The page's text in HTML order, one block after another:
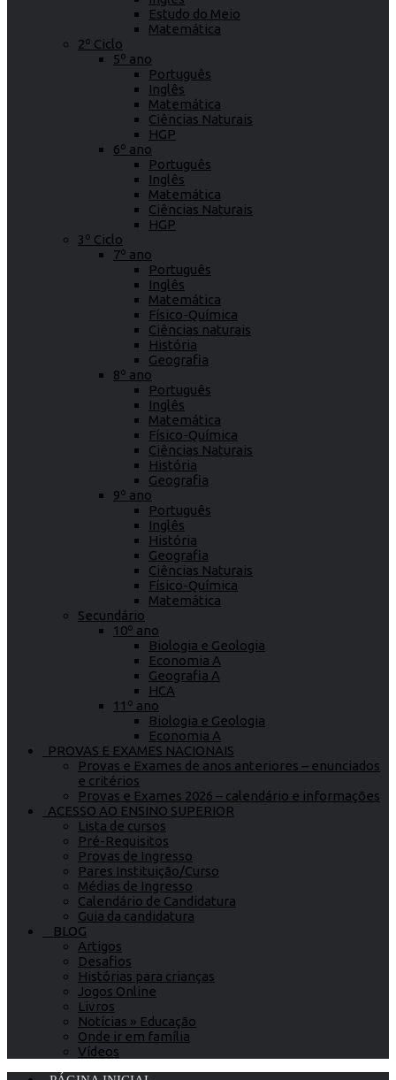
Estudo do Meio
Matemática
2º Ciclo
5º ano
Português
Inglês
Matemática
Ciências Naturais
HGP
6º ano
Português
Inglês
Matemática
Ciências Naturais
HGP
3º Ciclo
7º ano
Português
Inglês
Matemática
Físico-Química
Ciências naturais
História
Geografia
8º ano
Português
Inglês
Matemática
Físico-Química
Ciências Naturais
História
Geografia
9º ano
Português
Inglês
História
Geografia
Ciências Naturais
Físico-Química
Matemática
Secundário
10º ano
Biologia e Geologia
Economia A
Geografia A
HCA
11º ano
Biologia e Geologia
Economia A
PROVAS E EXAMES NACIONAIS
Provas e Exames de anos anteriores – enunciados
e critérios
Provas e Exames 2026 – calendário e informações
ACESSO AO ENSINO SUPERIOR
Lista de cursos
Pré-Requisitos
Provas de Ingresso
Pares Instituição/Curso
Médias de Ingresso
Calendário de Candidatura
Guia da candidatura
BLOG
Artigos
Desafios
Histórias para crianças
Jogos Online
Livros
Notícias » Educação
Onde ir em família
Vídeos